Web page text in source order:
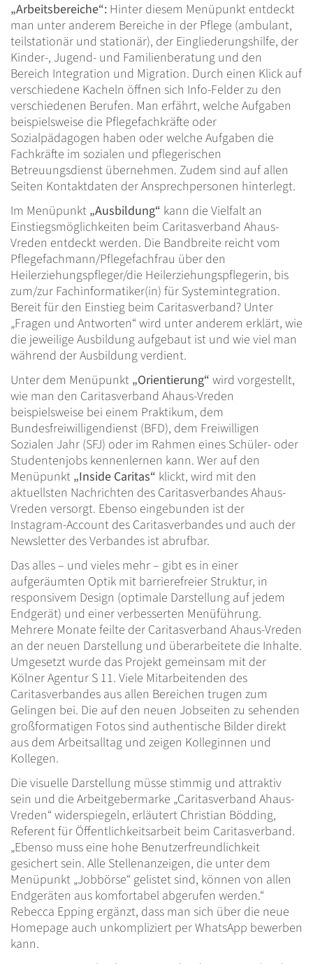
„Arbeitsbereiche“: Hinter diesem Menüpunkt entdeckt
man unter anderem Bereiche in der Pflege (ambulant,
teilstationär und stationär), der Eingliederungshilfe, der
Kinder-, Jugend- und Familienberatung und den
Bereich Integration und Migration. Durch einen Klick auf
verschiedene Kacheln öffnen sich Info-Felder zu den
verschiedenen Berufen. Man erfährt, welche Aufgaben
beispielsweise die Pflegefachkräfte oder
Sozialpädagogen haben oder welche Aufgaben die
Fachkräfte im sozialen und pflegerischen
Betreuungsdienst übernehmen. Zudem sind auf allen
Seiten Kontaktdaten der Ansprechpersonen hinterlegt.
Im Menüpunkt „Ausbildung“ kann die Vielfalt an
Einstiegsmöglichkeiten beim Caritasverband Ahaus-
Vreden entdeckt werden. Die Bandbreite reicht vom
Pflegefachmann/Pflegefachfrau über den
Heilerziehungspfleger/die Heilerziehungspflegerin, bis
zum/zur Fachinformatiker(in) für Systemintegration.
Bereit für den Einstieg beim Caritasverband? Unter
„Fragen und Antworten“ wird unter anderem erklärt, wie
die jeweilige Ausbildung aufgebaut ist und wie viel man
während der Ausbildung verdient.
Unter dem Menüpunkt „Orientierung“ wird vorgestellt,
wie man den Caritasverband Ahaus-Vreden
beispielsweise bei einem Praktikum, dem
Bundesfreiwilligendienst (BFD), dem Freiwilligen
Sozialen Jahr (SFJ) oder im Rahmen eines Schüler- oder
Studentenjobs kennenlernen kann. Wer auf den
Menüpunkt „Inside Caritas“ klickt, wird mit den
aktuellsten Nachrichten des Caritasverbandes Ahaus-
Vreden versorgt. Ebenso eingebunden ist der
Instagram-Account des Caritasverbandes und auch der
Newsletter des Verbandes ist abrufbar.
Das alles – und vieles mehr – gibt es in einer
aufgeräumten Optik mit barrierefreier Struktur, in
responsivem Design (optimale Darstellung auf jedem
Endgerät) und einer verbesserten Menüführung.
Mehrere Monate feilte der Caritasverband Ahaus-Vreden
an der neuen Darstellung und überarbeitete die Inhalte.
Umgesetzt wurde das Projekt gemeinsam mit der
Kölner Agentur S 11. Viele Mitarbeitenden des
Caritasverbandes aus allen Bereichen trugen zum
Gelingen bei. Die auf den neuen Jobseiten zu sehenden
großformatigen Fotos sind authentische Bilder direkt
aus dem Arbeitsalltag und zeigen Kolleginnen und
Kollegen.
Die visuelle Darstellung müsse stimmig und attraktiv
sein und die Arbeitgebermarke „Caritasverband Ahaus-
Vreden“ widerspiegeln, erläutert Christian Bödding,
Referent für Öffentlichkeitsarbeit beim Caritasverband.
„Ebenso muss eine hohe Benutzerfreundlichkeit
gesichert sein. Alle Stellenanzeigen, die unter dem
Menüpunkt „Jobbörse“ gelistet sind, können von allen
Endgeräten aus komfortabel abgerufen werden.“
Rebecca Epping ergänzt, dass man sich über die neue
Homepage auch unkompliziert per WhatsApp bewerben
kann.